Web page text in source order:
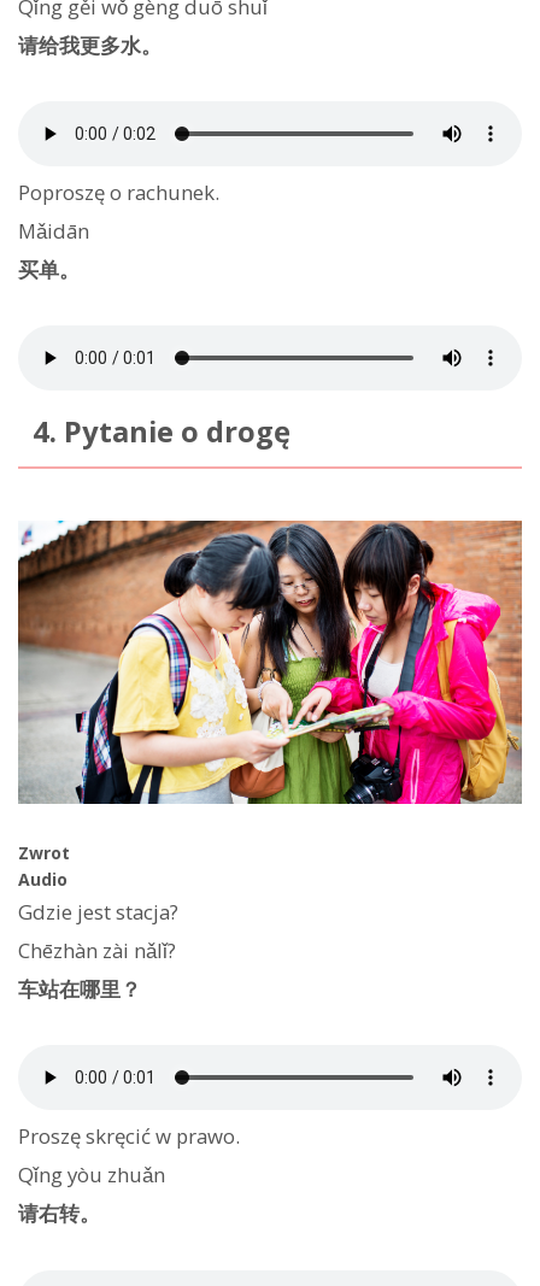
Qǐng gěi wǒ gèng duō shuǐ
请给我更多水。
Poproszę o rachunek.
Mǎidān
买单。
4. Pytanie o drogę
Zwrot
Audio
Gdzie jest stacja?
Chēzhàn zài nǎlǐ?
车站在哪里？
Proszę skręcić w prawo.
Qǐng yòu zhuǎn
请右转。